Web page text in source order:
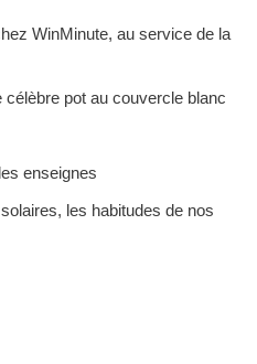
WinMinute, au service de la
pot au couvercle blanc
enseignes
les habitudes de nos